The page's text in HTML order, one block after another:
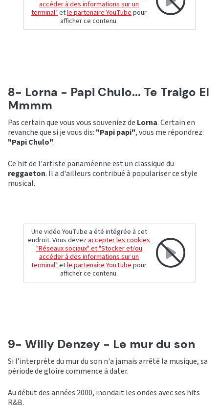
accéder à des informations sur un
terminal"etle partenaire YouTubepour
afficher ce contenu.
8- Lorna - Papi Chulo... Te Traigo El
Mmmm
Pas certain que vous vous souveniez de Lorna. Certain en
revanche que si je vous dis: "Papi papi", vous me répondrez:
"Papi Chulo".
Ce hit de l'artiste panaméenne est un classique du
reggaeton. Il a d'ailleurs contribué à populariser ce style
musical.
Une vidéo YouTube a été intégrée à cet
endroit. Vous devez accepter les cookies
"Réseaux sociaux" et "Stocker et/ou
accéder à des informations sur un
terminal" etle partenaire YouTube pour
afficher ce contenu.
9- Willy Denzey - Le mur du son
Si l’interprète du mur du son n'a jamais arrêté la musique, sa
période de gloire commence à dater.
Au début des années 2000, inondait les ondes avec ses hits
R&B.